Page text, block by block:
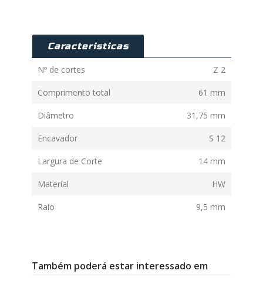
Caracteristicas
Nº de cortes Z 2
Comprimento total 61 mm
Diâmetro 31,75 mm
Encavador S 12
Largura de Corte 14 mm
Material HW
Raio 9,5 mm
Também poderá estar interessado em